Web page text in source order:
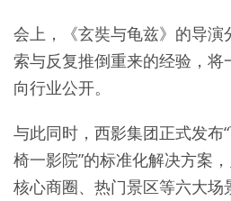
会上，《玄奘与龟兹》的导演
索与反复推倒重来的经验，
向行业公开。
与此同时，西影集团正式发布
椅一影院”的标准化解决方案
核心商圈、热门景区等六大场